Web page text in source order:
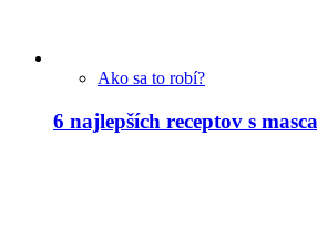
Ako sa to robí?
6 najlepších receptov s